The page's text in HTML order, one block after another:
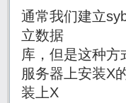
通常我们建立
立数据
库，但是这种方
服务器上安装X
装上X